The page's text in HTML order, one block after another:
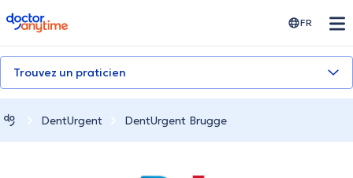
doctoranytime FR
Trouvez un praticien
DentUrgent DentUrgent Brugge